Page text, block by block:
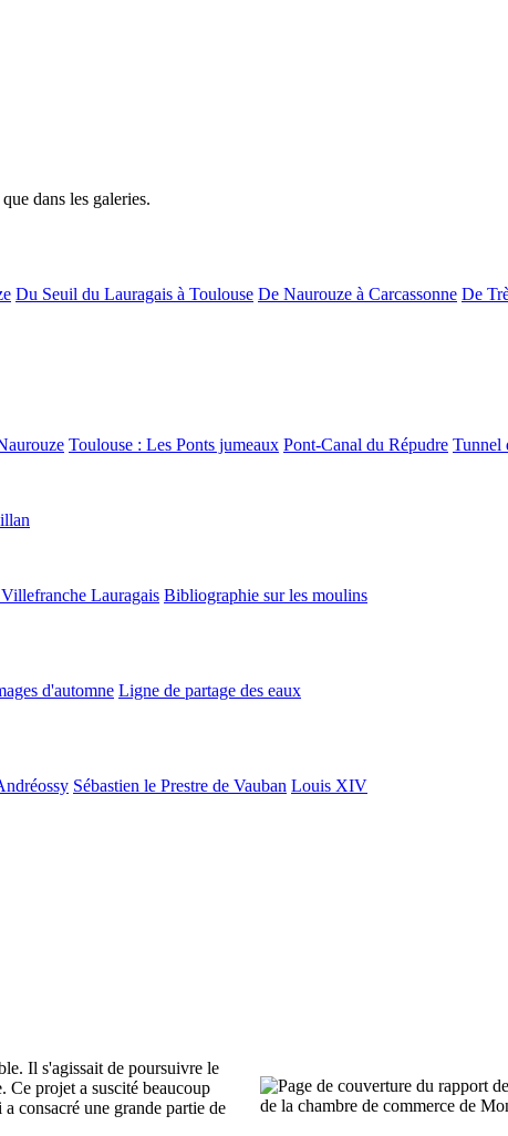
dans les galeries.
Du Seuil du Lauragais à Toulouse De Naurouze à Carcassonne De
Toulouse : Les Ponts jumeaux Pont-Canal du Répudre Tunnel
Lauragais Bibliographie sur les moulins
d'automne Ligne de partage des eaux
Sébastien le Prestre de Vauban Louis XIV
Il s'agissait de poursuivre le
projet a suscité beaucoup
consacré une grande partie de